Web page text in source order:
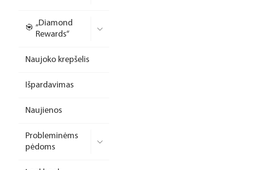
formelės/priedai
Dildės
Įrankiai
Laufwunder pėdų priežiūra
„Diamond
Rewards“
Naujoko krepšelis
Išpardavimas
Naujienos
Probleminėms
pėdoms